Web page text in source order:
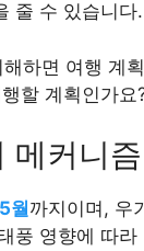
줄 수 있습니다.
하면 여행 계
할 계획인가요
메커니
월 까지이며, 우
풍 영향에 따라